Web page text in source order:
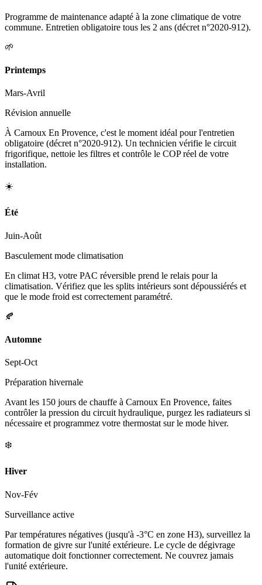
Programme de maintenance adapté à la zone climatique de votre
commune. Entretien obligatoire tous les 2 ans (décret n°2020-912).
🌱
Printemps
Mars-Avril
Révision annuelle
À Carnoux En Provence, c'est le moment idéal pour l'entretien
obligatoire (décret n°2020-912). Un technicien vérifie le circuit
frigorifique, nettoie les filtres et contrôle le COP réel de votre
installation.
☀️
Été
Juin-Août
Basculement mode climatisation
En climat H3, votre PAC réversible prend le relais pour la
climatisation. Vérifiez que les splits intérieurs sont dépoussiérés et
que le mode froid est correctement paramétré.
🍂
Automne
Sept-Oct
Préparation hivernale
Avant les 150 jours de chauffe à Carnoux En Provence, faites
contrôler la pression du circuit hydraulique, purgez les radiateurs si
nécessaire et programmez votre thermostat sur le mode hiver.
❄️
Hiver
Nov-Fév
Surveillance active
Par températures négatives (jusqu'à -3°C en zone H3), surveillez la
formation de givre sur l'unité extérieure. Le cycle de dégivrage
automatique doit fonctionner correctement. Ne couvrez jamais
l'unité extérieure.